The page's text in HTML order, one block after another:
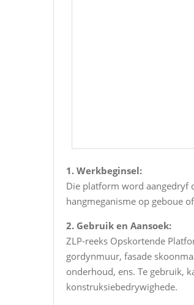
1. Werkbeginsel:
Die platform word aangedryf
hangmeganisme op geboue
2. Gebruik en Aansoek:
ZLP-reeks Opskortende
gordynmuur, fasade
onderhoud, ens. Te gebruik,
konstruksiebedrywighede.